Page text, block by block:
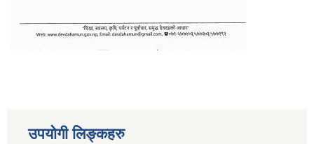
उपयोगी लिङ्कहरु